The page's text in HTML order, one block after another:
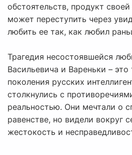
обстоятельств, продукт
может переступить через
любить ее так, как любил
Трагедия несостоявшейся
Васильевича и Вареньки – это
поколения русских
столкнулись с
реальностью. Они мечтали о
равенстве, но видели вокруг
жестокость и